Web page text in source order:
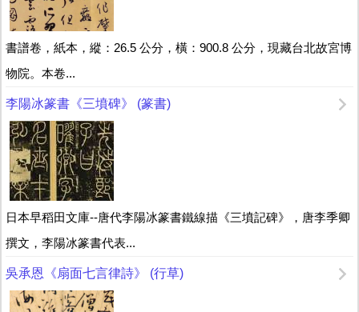
書譜卷，紙本，縱：26.5 公分，橫：900.8 公分，現藏台北故宮博
物院。本卷...
李陽冰篆書《三墳碑》 (篆書)
日本早稻田文庫--唐代李陽冰篆書鐵線描《三墳記碑》，唐李季卿
撰文，李陽冰篆書代表...
吳承恩《扇面七言律詩》 (行草)